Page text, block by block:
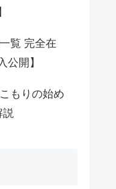
覧 完全在
公開】
もりの始め
説